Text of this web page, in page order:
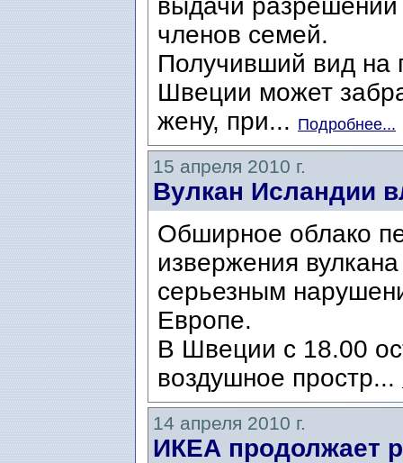
выдачи
членов семей.
Получивший вид на
Швеции может
жену, при... Подробнее...
15 апреля 2010 г.
Вулкан Исландии
Обширное облако
извержения
серьезным
Европе.
В Швеции с 18.00
воздушное простр...
14 апреля 2010 г.
ИКЕА продолжает